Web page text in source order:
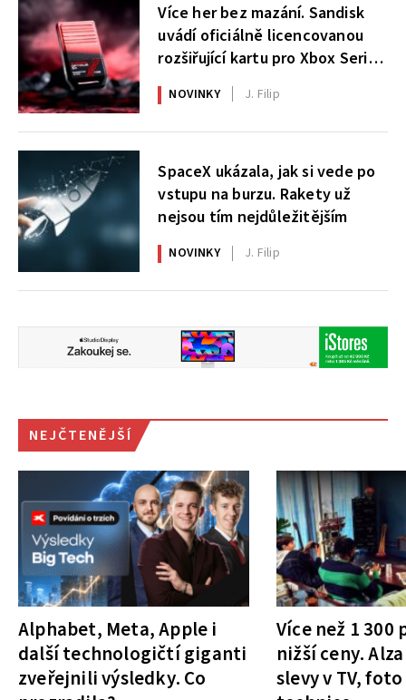
Více her bez mazání. Sandisk
uvádí oficiálně licencovanou
rozšiřující kartu pro Xbox Series
X|S
NOVINKY J. Filip
SpaceX ukázala, jak si vede po
vstupu na burzu. Rakety už
nejsou tím nejdůležitějším
NOVINKY J. Filip
NEJČTENĚJŠÍ
Alphabet, Meta, Apple i
další technologičtí giganti
zveřejnili výsledky. Co
Více než 1
nižší ceny.
slevy v TV,